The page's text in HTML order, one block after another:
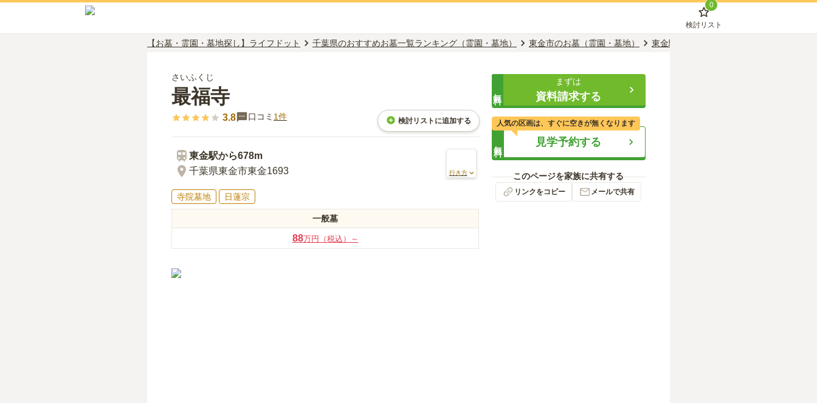
0
検討リスト
【お墓・霊園・墓地探し】ライフドット 千葉県のおすすめお墓一覧ランキング（霊園・墓地） 東金市のお墓（霊園・墓地） 東金駅のお墓（霊園・墓地）
さいふくじ
最福寺
3.8 口コミ 1件 検討リストに追加する
東金駅から678m
千葉県東金市東金1693
行き方
寺院墓地 日蓮宗
一般墓
88万円（税込）～
まずは
資料請求する
見学予約する
人気の区画は、すぐに空きが無くなります
このページを家族に共有する
リンクをコピー メールで共有